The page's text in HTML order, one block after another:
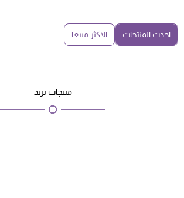
احدث المنتجات الاكثر مبيعا
منتجات ترتد